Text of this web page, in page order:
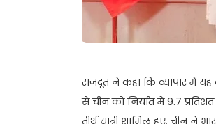
राजदूत ने कहा कि व्यापार में
से चीन को निर्यात में 9.7
तीर्थ यात्री शामिल हुए. चीन ने